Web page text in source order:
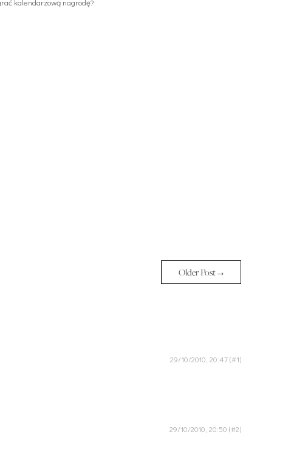
kalendarzową nagrodę?
Older Post →
29/10/2010, 20:47
29/10/2010, 20:50